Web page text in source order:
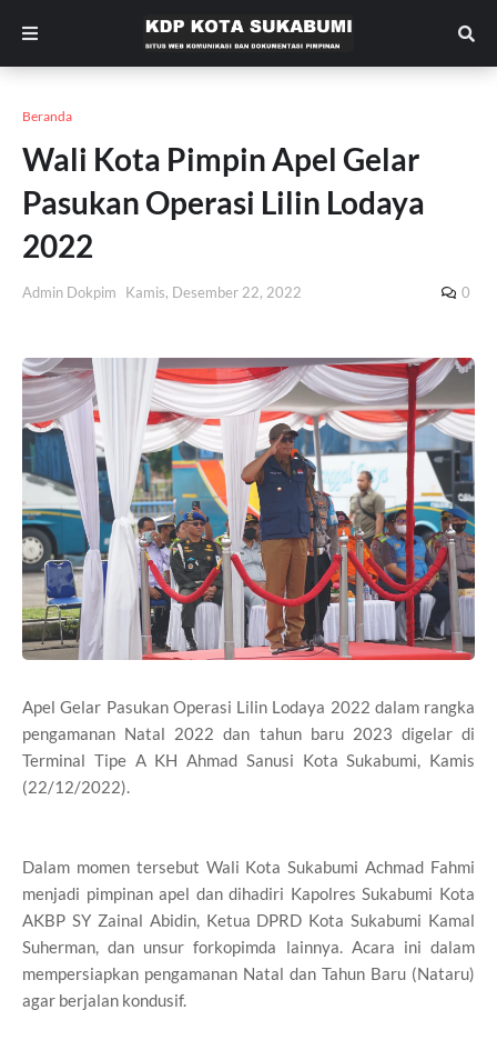
Beranda
Wali Kota Pimpin Apel Gelar
Pasukan Operasi Lilin Lodaya
2022
Admin Dokpim Kamis, Desember 22, 2022 0
Apel Gelar Pasukan Operasi Lilin Lodaya 2022 dalam rangka
pengamanan Natal 2022 dan tahun baru 2023 digelar di
Terminal Tipe A KH Ahmad Sanusi Kota Sukabumi, Kamis
(22/12/2022).
Dalam momen tersebut Wali Kota Sukabumi Achmad Fahmi
menjadi pimpinan apel dan dihadiri Kapolres Sukabumi Kota
AKBP SY Zainal Abidin, Ketua DPRD Kota Sukabumi Kamal
Suherman, dan unsur forkopimda lainnya. Acara ini dalam
mempersiapkan pengamanan Natal dan Tahun Baru (Nataru)
agar berjalan kondusif.